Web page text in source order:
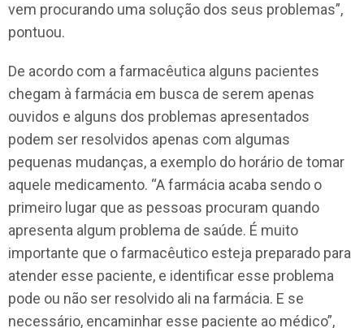
vem procurando uma solução dos seus problemas”,
pontuou.
De acordo com a farmacêutica alguns pacientes
chegam à farmácia em busca de serem apenas
ouvidos e alguns dos problemas apresentados
podem ser resolvidos apenas com algumas
pequenas mudanças, a exemplo do horário de tomar
aquele medicamento. “A farmácia acaba sendo o
primeiro lugar que as pessoas procuram quando
apresenta algum problema de saúde. É muito
importante que o farmacêutico esteja preparado para
atender esse paciente, e identificar esse problema
pode ou não ser resolvido ali na farmácia. E se
necessário, encaminhar esse paciente ao médico”,